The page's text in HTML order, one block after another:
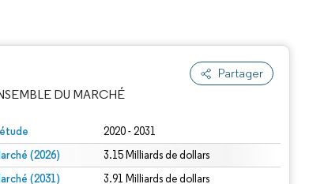
Partager
DU MARCHÉ
2020 - 2031
(2026) 3.15 Milliards de dollars
(2031) 3.91 Milliards de dollars